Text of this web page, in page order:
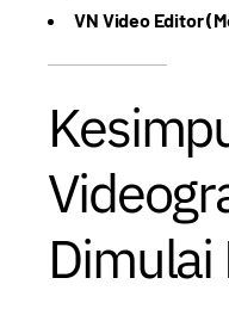
VN Video Editor